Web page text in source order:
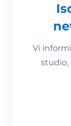
Vi
studio,